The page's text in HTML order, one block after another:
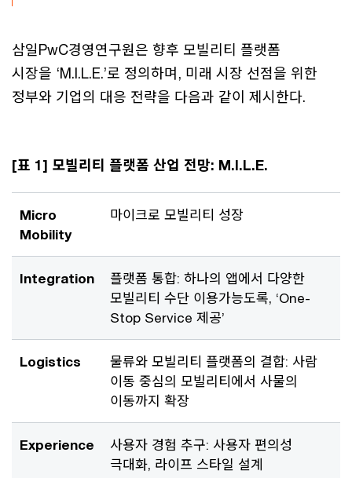
삼일PwC경영연구원은 향후 모빌리티 플랫폼
시장을 ‘M.I.L.E.’로 정의하며, 미래 시장 선점을 위한
정부와 기업의 대응 전략을 다음과 같이 제시한다.
[표 1] 모빌리티 플랫폼 산업 전망: M.I.L.E.
Micro
Mobility
마이크로 모빌리티 성장
Integration
플랫폼 통합: 하나의 앱에서 다양한
모빌리티 수단 이용가능도록, ‘One-
Stop Service 제공’
Logistics
물류와 모빌리티 플랫폼의 결합: 사람
이동 중심의 모빌리티에서 사물의
이동까지 확장
Experience
사용자 경험 추구: 사용자 편의성
극대화, 라이프 스타일 설계